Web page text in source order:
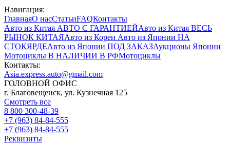
Навигация:
ГлавнаяО насСтатьиFAQКонтакты
Авто из Китая АВТО С ГАРАНТИЕЙАвто из Китая ВЕСЬ
РЫНОК КИТАЯАвто из Кореи Авто из Японии НА
СТОКЯРДЕАвто из Японии ПОД ЗАКАЗАукционы Японии
Мотоциклы В НАЛИЧИИ В РФМотоциклы
Контакты:
Asia.express.auto@gmail.com
ГОЛОВНОЙ ОФИС
г. Благовещенск, ул. Кузнечная 125
Смотреть все
8 800 300-48-39
+7 (963) 84-84-555
+7 (963) 84-84-555
Реквизиты